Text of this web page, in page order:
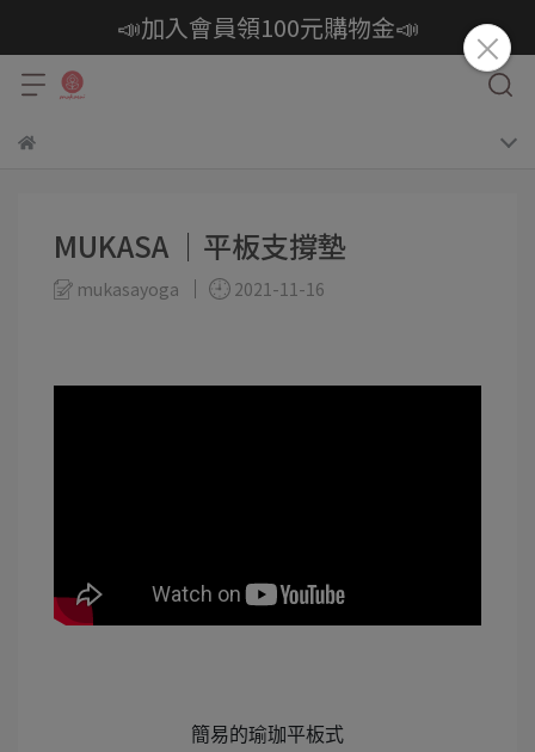
📣加入會員領100元購物金📣
MUKASA ｜平板支撐墊
mukasayoga 2021-11-16
簡易的瑜珈平板式​